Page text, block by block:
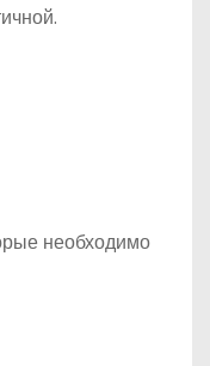
необходимо